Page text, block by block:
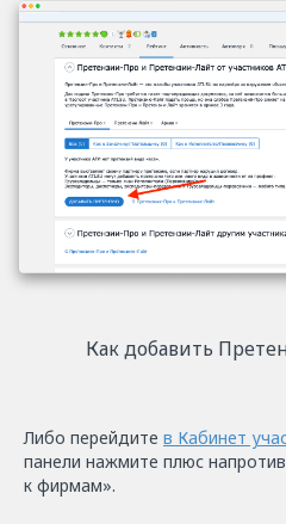
Как добавить
Либо перейдите в Кабинет
панели нажмите плюс
к фирмам».